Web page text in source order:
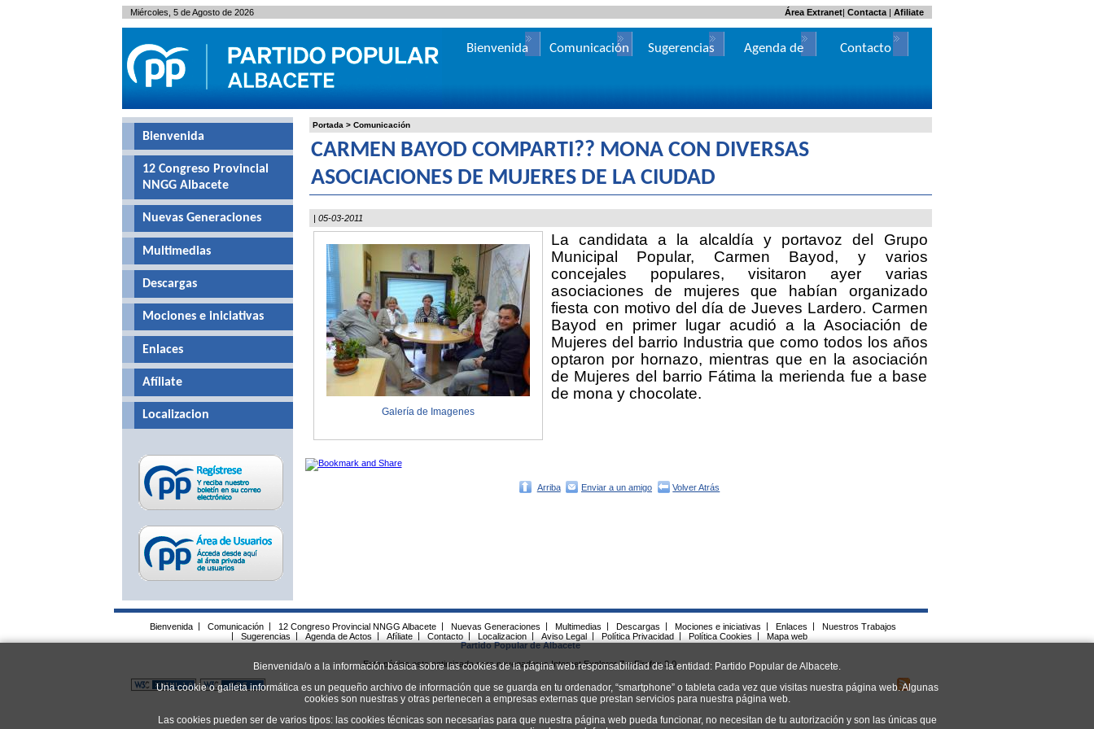
Bienvenida/o a la información básica sobre las cookies de la página web responsabilidad de la entidad: Partido Popular de Albacete.
Una cookie o galleta informática es un pequeño archivo de información que se guarda en tu ordenador, “smartphone” o tableta cada vez que visitas nuestra página web. Algunas
cookies son nuestras y otras pertenecen a empresas externas que prestan servicios para nuestra página web.
Las cookies pueden ser de varios tipos: las cookies técnicas son necesarias para que nuestra página web pueda funcionar, no necesitan de tu autorización y son las únicas que
Portada > Comunicación
CARMEN BAYOD COMPARTI?? MONA CON DIVERSAS
ASOCIACIONES DE MUJERES DE LA CIUDAD
| 05-03-2011
Galería de Imagenes
La candidata a la alcaldía y portavoz del Grupo
Municipal Popular, Carmen Bayod, y varios
concejales populares, visitaron ayer varias
asociaciones de mujeres que habían organizado
fiesta con motivo del día de Jueves Lardero. Carmen
Bayod en primer lugar acudió a la Asociación de
Mujeres del barrio Industria que como todos los años
optaron por hornazo, mientras que en la asociación
de Mujeres del barrio Fátima la merienda fue a base
de mona y chocolate.
Arriba Enviar a un amigo Volver Atrás
Bienvenida
12 Congreso Provincial
NNGG Albacete
Nuevas Generaciones
Multimedias
Descargas
Mociones e iniciativas
Enlaces
Afíliate
Localizacion
Miércoles, 5 de Agosto de 2026 | Contacta| Afiliate
Área Extranet
Bienvenida Comunicación Sugerencias
Agenda de
Contacto
Bienvenida Comunicación 12 Congreso Provincial NNGG Albacete Nuevas Generaciones Multimedias Descargas Mociones e iniciativas Enlaces
Nuestros Trabajos
Sugerencias Agenda de Actos Afíliate Contacto Localizacion Aviso Legal Política Privacidad Política Cookies
Mapa web
Partido Popular de Albacete
Esta página esta optimizada para navegadores Internet Explorer 7 y Firefox 3.0.